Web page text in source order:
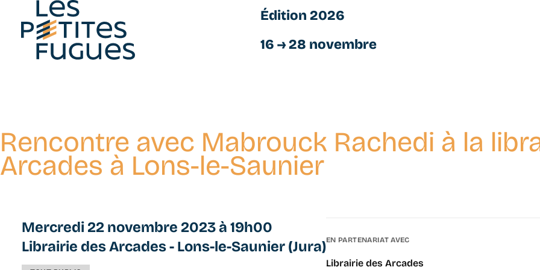
Aller
au
contenu
Édition 2026
16 → 28 novembre
Rencontre avec Mabrouck Rachedi à la
Arcades à Lons-le-Saunier
Mercredi 22 novembre 2023 à 19h00
Librairie des Arcades - Lons-le-Saunier (Jura)EN PARTENARIAT AVEC
Librairie des Arcades